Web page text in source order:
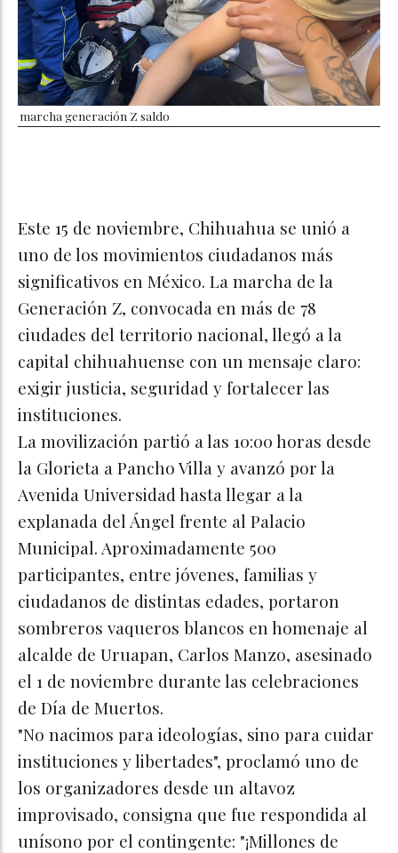
marcha generación Z saldo
Este 15 de noviembre, Chihuahua se unió a
uno de los movimientos ciudadanos más
significativos en México. La marcha de la
Generación Z, convocada en más de 78
ciudades del territorio nacional, llegó a la
capital chihuahuense con un mensaje claro:
exigir justicia, seguridad y fortalecer las
instituciones.
La movilización partió a las 10:00 horas desde
la Glorieta a Pancho Villa y avanzó por la
Avenida Universidad hasta llegar a la
explanada del Ángel frente al Palacio
Municipal. Aproximadamente 500
participantes, entre jóvenes, familias y
ciudadanos de distintas edades, portaron
sombreros vaqueros blancos en homenaje al
alcalde de Uruapan, Carlos Manzo, asesinado
el 1 de noviembre durante las celebraciones
de Día de Muertos.​
"No nacimos para ideologías, sino para cuidar
instituciones y libertades", proclamó uno de
los organizadores desde un altavoz
improvisado, consigna que fue respondida al
unísono por el contingente: "¡Millones de